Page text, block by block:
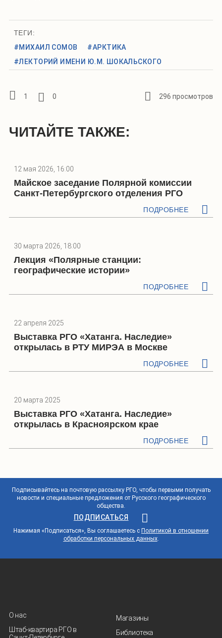
ТЕГИ:
#МИХАИЛ СОМОВ
#АРКТИКА
#ЛЕКТОРИЙ ИМЕНИ Ю.М. ШОКАЛЬСКОГО
1 0 296 просмотров
ЧИТАЙТЕ ТАКЖЕ:
12 мая 2026, 16:00
Майское заседание Полярной комиссии
Санкт-Петербургского отделения РГО
ПОДРОБНЕЕ
30 марта 2026, 18:00
Лекция «Полярные станции:
географические истории»
ПОДРОБНЕЕ
22 апреля 2025
Выставка РГО «Хатанга. Наследие»
открылась в РТУ МИРЭА в Москве
ПОДРОБНЕЕ
20 марта 2025
Выставка РГО «Хатанга. Наследие»
открылась в Красноярском крае
ПОДРОБНЕЕ
Подписывайтесь на почтовую рассылку РГО, чтобы первыми получать
новости и специальные предложения от Русского географического
общества.
ПОДПИСАТЬСЯ
Нажимая «Подписаться», Вы соглашаетесь с Политикой в отношении
обработки персональных данных.
О нас
Штаб-квартира РГО в
Магазины
Библиотека